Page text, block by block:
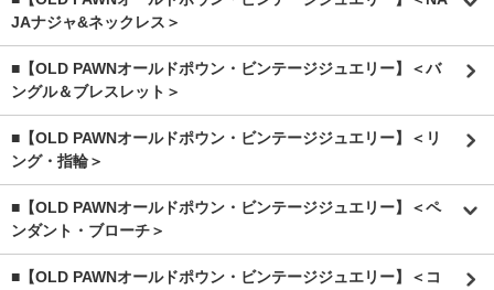
JAナジャ&ネックレス＞
■【OLD PAWNオールドポウン・ビンテージジュエリー】＜バ
ングル＆ブレスレット＞
■【OLD PAWNオールドポウン・ビンテージジュエリー】＜リ
ング・指輪＞
■【OLD PAWNオールドポウン・ビンテージジュエリー】＜ペ
ンダント・ブローチ＞
■【OLD PAWNオールドポウン・ビンテージジュエリー】＜コ